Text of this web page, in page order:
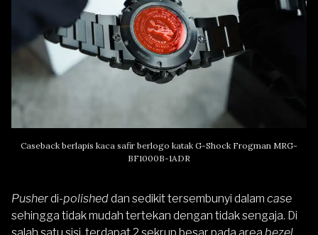
Caseback berlapis kaca safir berlogo katak G-Shock Frogman MRG-
BF1000B-1ADR
Pusherdi-polisheddan sedikit tersembunyi dalam case
sehingga tidak mudah tertekan dengan tidak sengaja. Di
salah satu sisi, terdapat 2 sekrup besar pada area bezel